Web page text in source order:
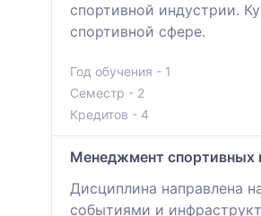
спортивной индустрии.
спортивной сфере.
Год обучения - 1
Семестр - 2
Кредитов - 4
Менеджмент спортивных
Дисциплина направлена
событиями и